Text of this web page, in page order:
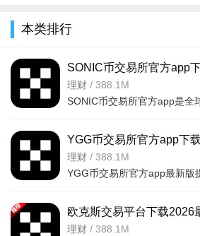
本类排行
SONIC币交易所官方app
v6.165.0官方版
理财 / 388.1M
YGG币交易所官方app下
v6.165.0官方版
理财 / 388.1M
欧克斯交易平台下载2026
v6.165.0安卓版
理财 / 388.1M